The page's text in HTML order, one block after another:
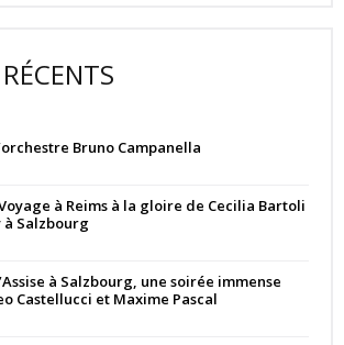
Bruno Campanella
à Reims à la gloire de Cecilia Bartoli
à Salzbourg
à Salzbourg, une soirée immense
Castellucci et Maxime Pascal